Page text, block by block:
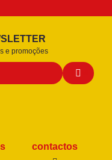
e promoções
contactos